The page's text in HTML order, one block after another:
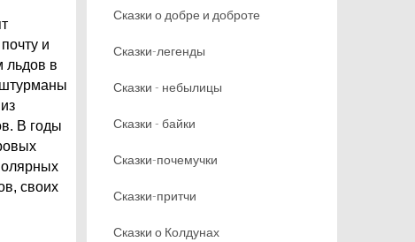
и
льдов в
В годы
своих
Сказки о добре и доброте
Сказки-легенды
Сказки - небылицы
Сказки - байки
Сказки-почемучки
Сказки-притчи
Сказки о Колдунах